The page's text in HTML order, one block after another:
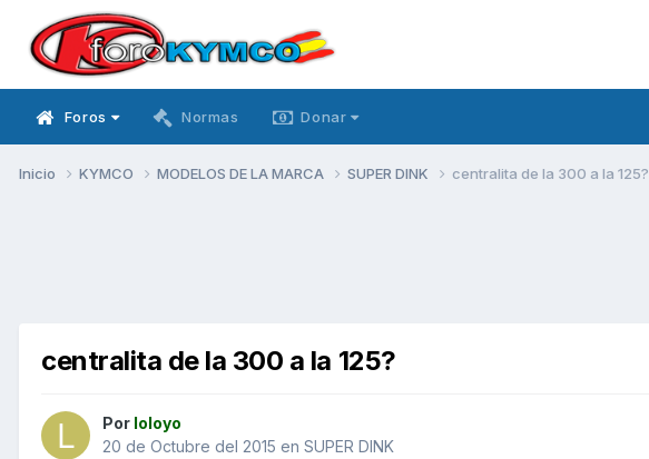
Foros Normas Donar
Inicio KYMCO MODELOS DE LA MARCA SUPER DINK centralita de la 300 a la 125?
centralita de la 300 a la 125?
Por loloyo
20 de Octubre del 2015 en SUPER DINK